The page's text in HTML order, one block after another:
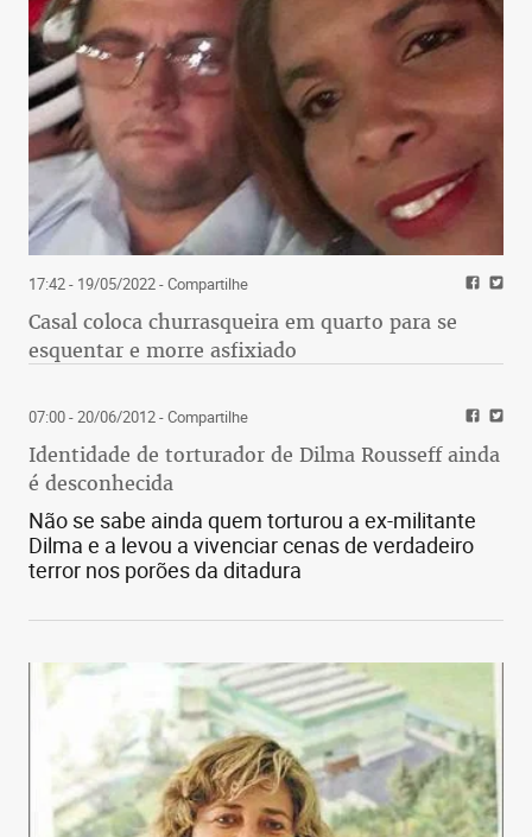
17:42 - 19/05/2022- Compartilhe
Casal coloca churrasqueira em quarto para se
esquentar e morre asfixiado
07:00 - 20/06/2012- Compartilhe
Identidade de torturador de Dilma Rousseff ainda
é desconhecida
Não se sabe ainda quem torturou a ex-militante
Dilma e a levou a vivenciar cenas de verdadeiro
terror nos porões da ditadura